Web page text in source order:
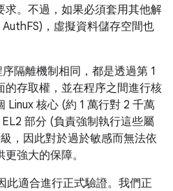
求。不過，如果必須套用其他解
，虛擬資料儲存空間也
隔離機制相同，都是透過第 1
的存取權，並在程序之間進行核
Linux 核心 (約 1 萬行對 2 千萬
部分 (負責強制執行這些屬
，因此對於過於敏感而無法依
強大的保障。
此適合進行正式驗證。我們正